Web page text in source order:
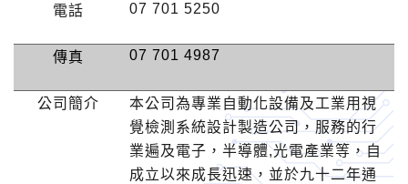
電話 07 701 5250
傳真 07 701 4987
公司簡介
本公司為專業自動化設備及工業用視
覺檢測系統設計製造公司，服務的行
業遍及電子，半導體,光電產業等，自
成立以來成長迅速，並於九十二年通